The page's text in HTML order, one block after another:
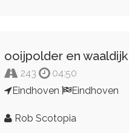
ooijpolder en waaldijk
243
04:50
Eindhoven
Eindhoven
Rob Scotopia